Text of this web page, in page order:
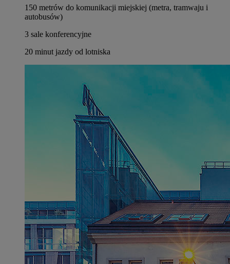
150 metrów do komunikacji miejskiej (metra, tramwaju i
autobusów)
3 sale konferencyjne
20 minut jazdy od lotniska